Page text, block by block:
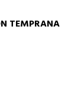
TEMPRANA